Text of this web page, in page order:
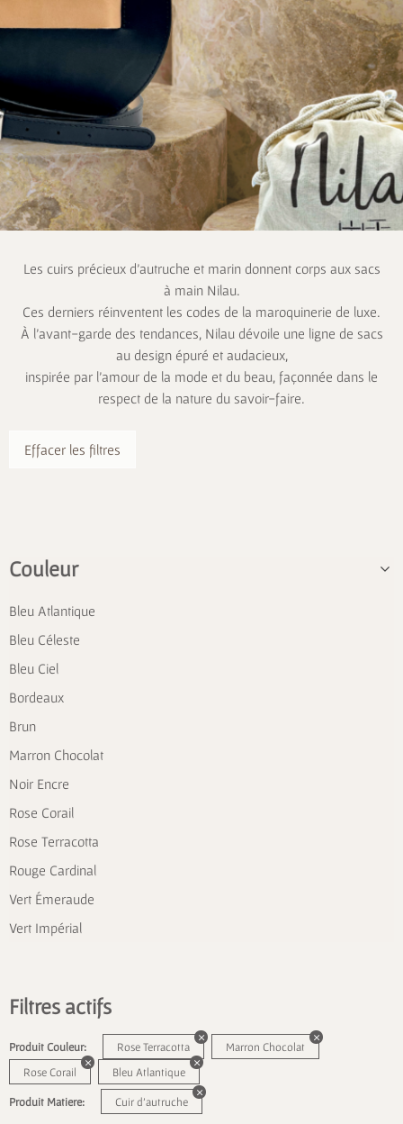
Les cuirs précieux d’autruche et marin donnent corps aux sacs
à main Nilau.
Ces derniers réinventent les codes de la maroquinerie de luxe.
À l’avant-garde des tendances, Nilau dévoile une ligne de sacs
au design épuré et audacieux,
inspirée par l’amour de la mode et du beau, façonnée dans le
respect de la nature du savoir-faire.
Effacer les filtres
Couleur
Bleu Atlantique
Bleu Céleste
Bleu Ciel
Bordeaux
Brun
Marron Chocolat
Noir Encre
Rose Corail
Rose Terracotta
Rouge Cardinal
Vert Émeraude
Vert Impérial
Filtres actifs
Produit Couleur: Rose Terracotta
Marron Chocolat
Rose Corail
Bleu Atlantique
Produit Matiere: Cuir d'autruche